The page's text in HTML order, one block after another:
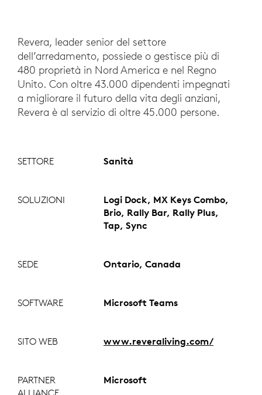
Revera, leader senior del settore
dell’arredamento, possiede o gestisce più di
480 proprietà in Nord America e nel Regno
Unito. Con oltre 43.000 dipendenti impegnati
a migliorare il futuro della vita degli anziani,
Revera è al servizio di oltre 45.000 persone.
SETTORE Sanità
SOLUZIONI
Logi Dock, MX Keys Combo,
Brio, Rally Bar, Rally Plus,
Tap, Sync
SEDE Ontario, Canada
SOFTWARE Microsoft Teams
SITO WEB www.reveraliving.com/
PARTNER
Microsoft